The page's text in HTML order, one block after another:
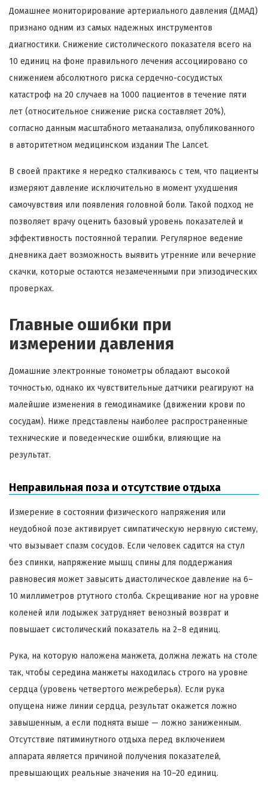
Домашнее мониторирование артериального давления (ДМАД)
признано одним из самых надежных инструментов
диагностики. Снижение систолического показателя всего на
10 единиц на фоне правильного лечения ассоциировано со
снижением абсолютного риска сердечно-сосудистых
катастроф на 20 случаев на 1000 пациентов в течение пяти
лет (относительное снижение риска составляет 20%),
согласно данным масштабного метаанализа, опубликованного
в авторитетном медицинском издании The Lancet.
В своей практике я нередко сталкиваюсь с тем, что пациенты
измеряют давление исключительно в момент ухудшения
самочувствия или появления головной боли. Такой подход не
позволяет врачу оценить базовый уровень показателей и
эффективность постоянной терапии. Регулярное ведение
дневника дает возможность выявить утренние или вечерние
скачки, которые остаются незамеченными при эпизодических
проверках.
Главные ошибки при
измерении давления
Домашние электронные тонометры обладают высокой
точностью, однако их чувствительные датчики реагируют на
малейшие изменения в гемодинамике (движении крови по
сосудам). Ниже представлены наиболее распространенные
технические и поведенческие ошибки, влияющие на
результат.
Неправильная поза и отсутствие отдыха
Измерение в состоянии физического напряжения или
неудобной позе активирует симпатическую нервную систему,
что вызывает спазм сосудов. Если человек садится на стул
без спинки, напряжение мышц спины для поддержания
равновесия может завысить диастолическое давление на 6–
10 миллиметров ртутного столба. Скрещивание ног на уровне
коленей или лодыжек затрудняет венозный возврат и
повышает систолический показатель на 2–8 единиц.
Рука, на которую наложена манжета, должна лежать на столе
так, чтобы середина манжеты находилась строго на уровне
сердца (уровень четвертого межреберья). Если рука
опущена ниже линии сердца, результат окажется ложно
завышенным, а если поднята выше — ложно заниженным.
Отсутствие пятиминутного отдыха перед включением
аппарата является причиной получения показателей,
превышающих реальные значения на 10–20 единиц.